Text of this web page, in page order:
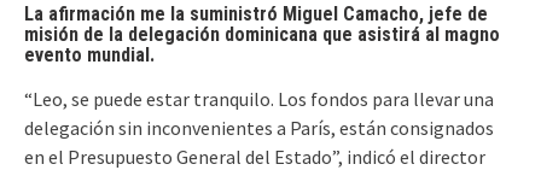
La afirmación me la suministró Miguel Camacho, jefe de
misión de la delegación dominicana que asistirá al magno
evento mundial.
“Leo, se puede estar tranquilo. Los fondos para llevar una
delegación sin inconvenientes a París, están consignados
en el Presupuesto General del Estado”, indicó el director